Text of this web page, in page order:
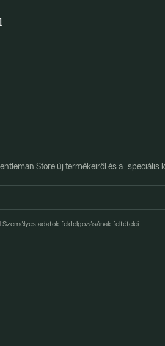
Store új termékeiről és a speciális
Személyes adatok feldolgozásának feltételei